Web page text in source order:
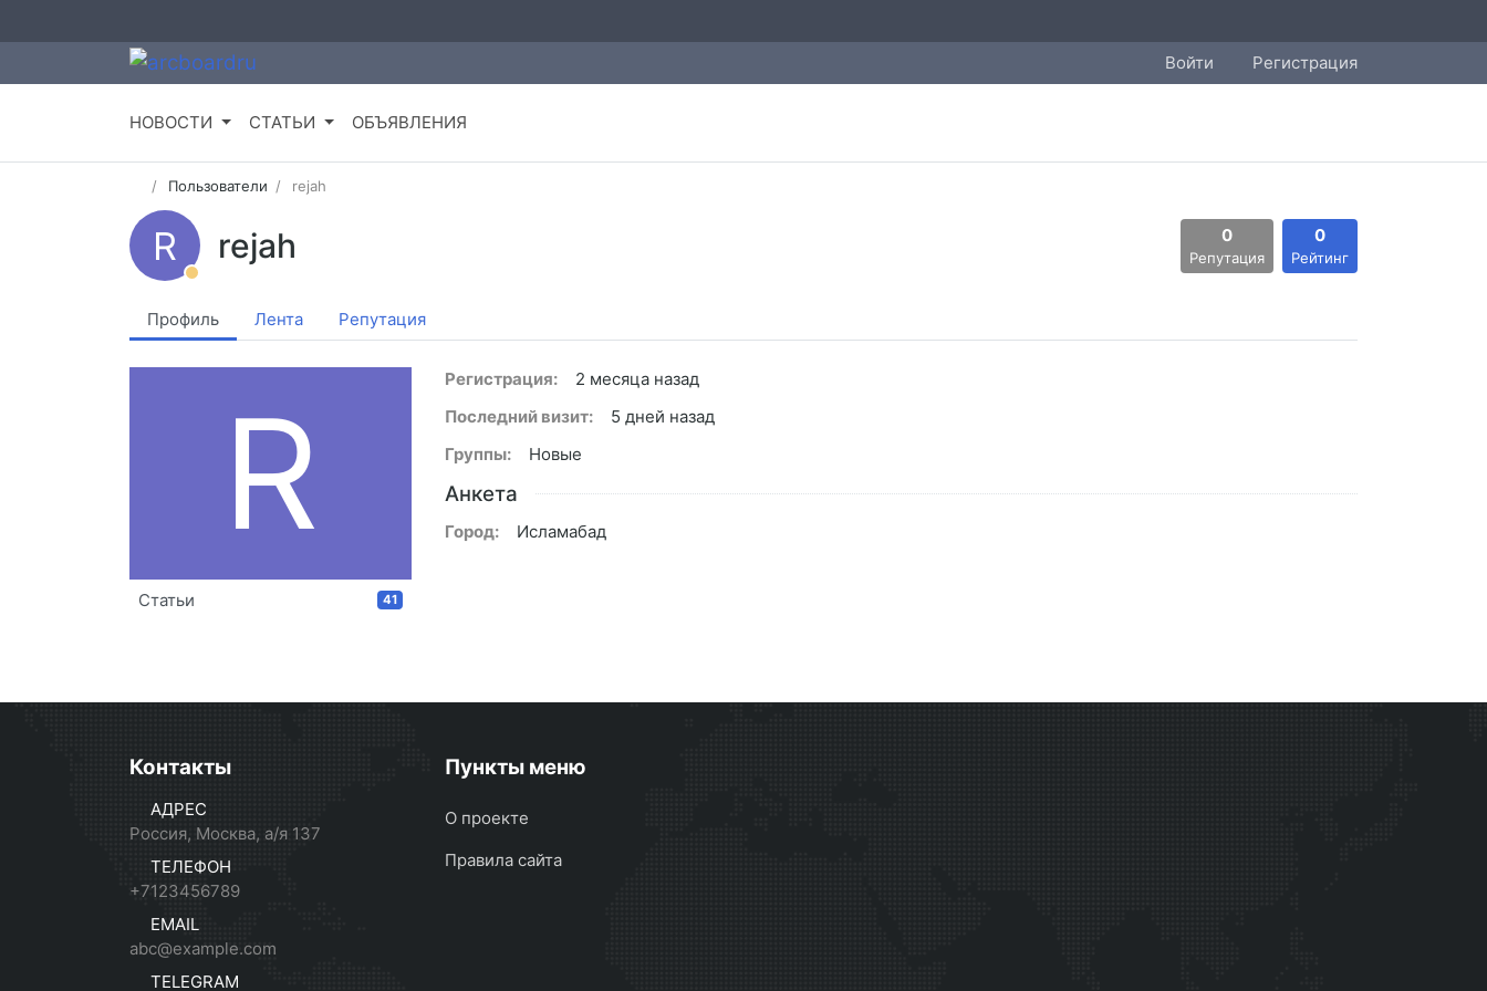
Войти Регистрация
НОВОСТИ СТАТЬИ ОБЪЯВЛЕНИЯ
Пользователи rejah
R rejah 0
Репутация
0
Рейтинг
Профиль Лента Репутация
R
Статьи 41
Регистрация:
2 месяца назад
Последний визит:
5 дней назад
Группы:
Новые
Анкета
Город: Исламабад
Контакты
АДРЕС
Россия, Москва, а/я 137
ТЕЛЕФОН
+7123456789
EMAIL
abc@example.com
TELEGRAM
Пункты меню
О проекте
Правила сайта